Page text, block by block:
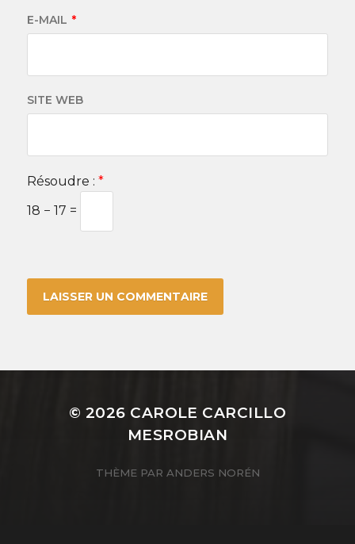
E-MAIL *
SITE WEB
Résoudre : *
18 − 17 =
© 2026 CAROLE CARCILLO
MESROBIAN
THÈME PAR ANDERS NORÉN